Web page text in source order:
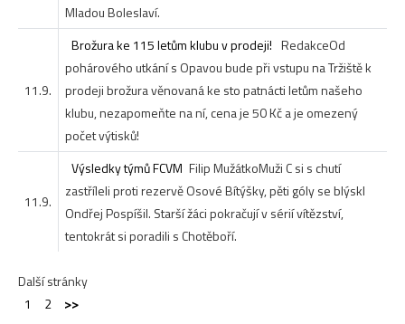
Mladou Boleslaví.
11.9.
Brožura ke 115 letům klubu v prodeji! RedakceOd
pohárového utkání s Opavou bude při vstupu na Tržiště k
prodeji brožura věnovaná ke sto patnácti letům našeho
klubu, nezapomeňte na ní, cena je 50 Kč a je omezený
počet výtisků!
11.9.
Výsledky týmů FCVM Filip MužátkoMuži C si s chutí
zastříleli proti rezervě Osové Bítýšky, pěti góly se blýskl
Ondřej Pospíšil. Starší žáci pokračují v sérií vítězství,
tentokrát si poradili s Chotěboří.
Další stránky
1
2 >>